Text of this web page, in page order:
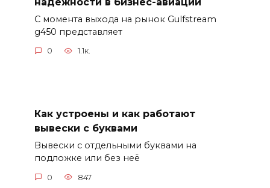
С момента выхода на рынок Gulfstream
g450 представляет
0 1.1к.
Как устроены и как работают
вывески с буквами
Вывески с отдельными буквами на
подложке или без неё
0 847